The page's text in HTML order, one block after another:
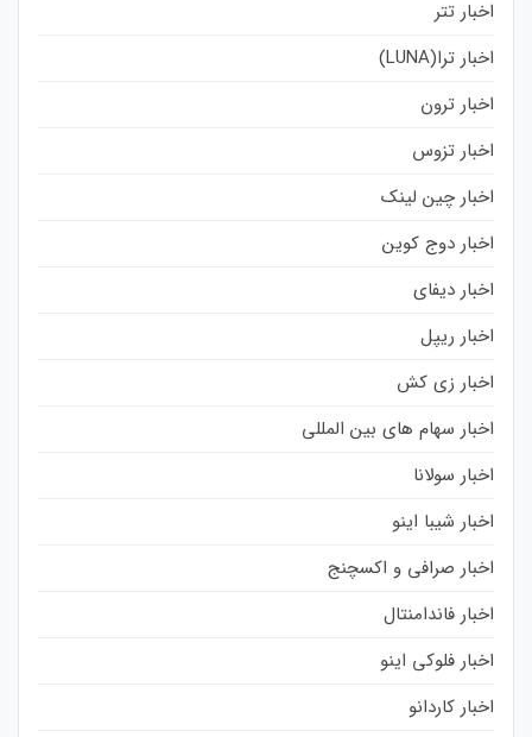
اخبار تتر
اخبار ترا(LUNA)
اخبار ترون
اخبار تزوس
اخبار چین لینک
اخبار دوج کوین
اخبار دیفای
اخبار ریپل
اخبار زی کش
اخبار سهام های بین المللی
اخبار سولانا
اخبار شیبا اینو
اخبار صرافی و اکسچنج
اخبار فاندامنتال
اخبار فلوکی اینو
اخبار کاردانو